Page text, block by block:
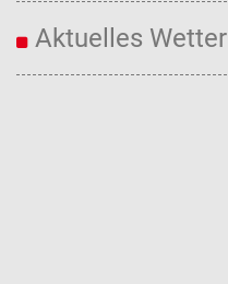
Aktuelles Wetter